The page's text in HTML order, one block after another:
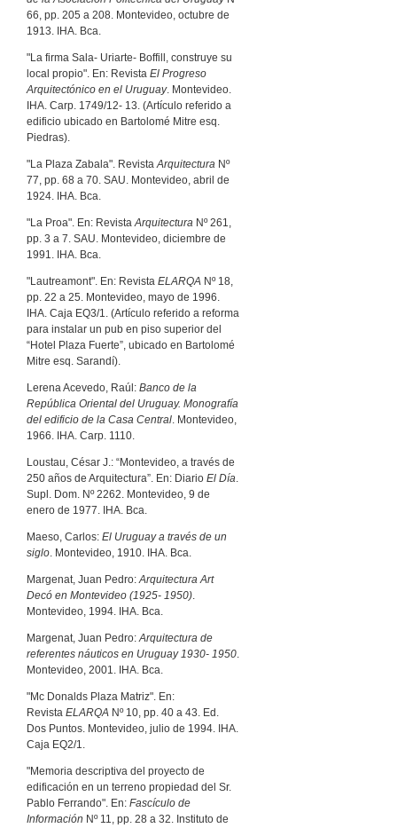
66, pp. 205 a 208. Montevideo, octubre de
1913. IHA. Bca.
"La firma Sala- Uriarte- Boffill, construye su
local propio". En: Revista El Progreso
Arquitectónico en el Uruguay. Montevideo.
IHA. Carp. 1749/12- 13. (Artículo referido a
edificio ubicado en Bartolomé Mitre esq.
Piedras).
"La Plaza Zabala". RevistaArquitectura Nº
77, pp. 68 a 70. SAU. Montevideo, abril de
1924. IHA. Bca.
"La Proa". En: RevistaArquitectura Nº 261,
pp. 3 a 7. SAU. Montevideo, diciembre de
1991. IHA. Bca.
"Lautreamont". En: Revista ELARQA Nº 18,
pp. 22 a 25. Montevideo, mayo de 1996.
IHA. Caja EQ3/1. (Artículo referido a reforma
para instalar un pub en piso superior del
“Hotel Plaza Fuerte”, ubicado en Bartolomé
Mitre esq. Sarandí).
Lerena Acevedo, Raúl: Banco de la
República Oriental del Uruguay. Monografía
del edificio de la Casa Central. Montevideo,
1966. IHA. Carp. 1110.
Loustau, César J.: “Montevideo, a través de
250 años de Arquitectura”. En: Diario El Día.
Supl. Dom. Nº 2262. Montevideo, 9 de
enero de 1977. IHA. Bca.
Maeso, Carlos: El Uruguay a través de un
siglo. Montevideo, 1910. IHA. Bca.
Margenat, Juan Pedro:Arquitectura Art
Decó en Montevideo (1925- 1950).
Montevideo, 1994. IHA. Bca.
Margenat, Juan Pedro:Arquitectura de
referentes náuticos en Uruguay 1930- 1950.
Montevideo, 2001. IHA. Bca.
"Mc Donalds Plaza Matriz". En:
Revista ELARQA Nº 10, pp. 40 a 43. Ed.
Dos Puntos. Montevideo, julio de 1994. IHA.
Caja EQ2/1.
"Memoria descriptiva del proyecto de
edificación en un terreno propiedad del Sr.
Pablo Ferrando". En: Fascículo de
Información Nº 11, pp. 28 a 32. Instituto de